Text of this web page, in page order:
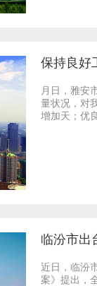
保持良好
月日，雅安
量状况，对
增加天；优
临汾市出
近日，临汾
案》提出，